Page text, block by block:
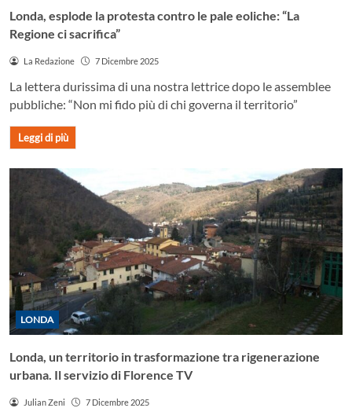
Londa, esplode la protesta contro le pale eoliche: “La
Regione ci sacrifica”
La Redazione 7 Dicembre 2025
La lettera durissima di una nostra lettrice dopo le assemblee
pubbliche: “Non mi fido più di chi governa il territorio”
Leggi di più
LONDA
Londa, un territorio in trasformazione tra rigenerazione
urbana. Il servizio di Florence TV
Julian Zeni 7 Dicembre 2025